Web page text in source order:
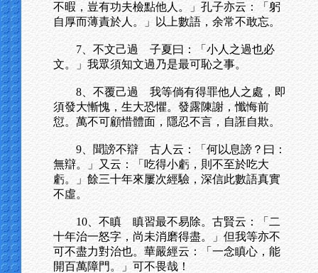
不暇，豈有功夫檢點他人。」孔子亦云：「躬
自厚而薄責於人。」以上數語，余常不敢忘。
7、不文己過 子夏曰：「小人之過也必
文。」我眾須知文過乃是最可恥之事。
8、不覆己過 我等倘有得罪他人之處，即
須發大慚愧，生大恐懼。發露陳謝，懺悔前
愆。萬不可顧惜體面，隱忍不言，自誑自欺。
9、聞謗不辯 古人云：「何以息謗？曰：
無辯。」又云：「吃得小虧，則不至於吃大
虧。」餘三十年來屢次經驗，深信此數語真實
不虛。
10、不瞋 瞋習最不易除。古賢云：「二
十年治一怒字，尚未消磨得盡。」但我等亦不
可不盡力對治也。華嚴經云：「一念瞋心，能
開百萬障門。」可不畏哉！